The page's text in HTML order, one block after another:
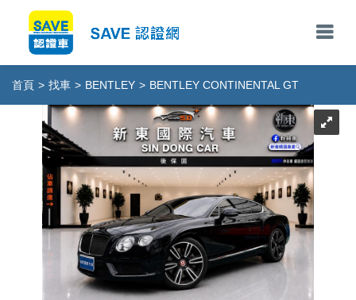
首頁 > 找車 > BENTLEY > BENTLEY CONTINENTAL GT